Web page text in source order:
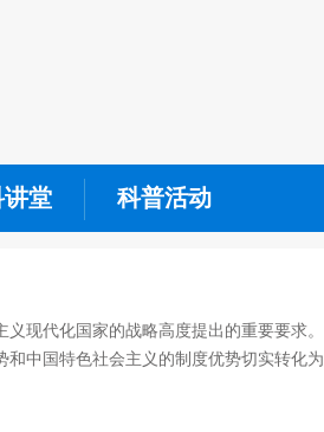
堂 科普活动
现代化国家的战略高度提出的重要要求。
中国特色社会主义的制度优势切实转化为